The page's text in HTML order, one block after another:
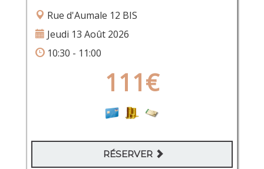
Rue d'Aumale 12 BIS
Jeudi 13 Août 2026
10:30 - 11:00
111€
RÉSERVER